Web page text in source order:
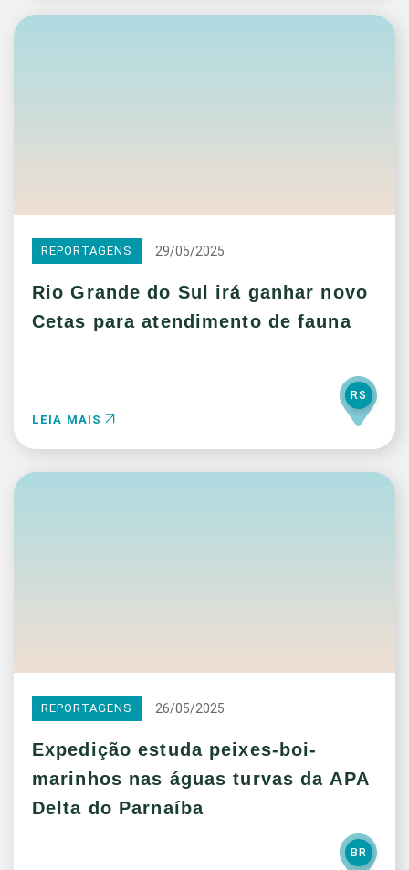
REPORTAGENS 29/05/2025
Rio Grande do Sul irá ganhar novo
Cetas para atendimento de fauna
LEIA MAIS
RS
REPORTAGENS 26/05/2025
Expedição estuda peixes-boi-
marinhos nas águas turvas da APA
Delta do Parnaíba
BR